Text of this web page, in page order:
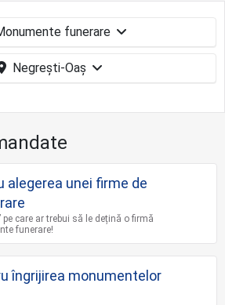
alegerea unei firme de
care ar trebui să le dețină o firmă
funerare!
îngrijirea monumentelor